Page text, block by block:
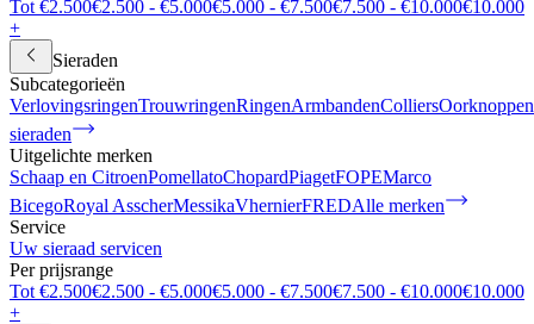
Tot €2.500€2.500 - €5.000€5.000 - €7.500€7.500 - €10.000€10.000
+
Sieraden
Subcategorieën
VerlovingsringenTrouwringenRingenArmbandenColliersOorknoppen
sieraden
Uitgelichte merken
Schaap en CitroenPomellatoChopardPiagetFOPEMarco
BicegoRoyal AsscherMessikaVhernierFREDAlle merken
Service
Uw sieraad servicen
Per prijsrange
Tot €2.500€2.500 - €5.000€5.000 - €7.500€7.500 - €10.000€10.000
+